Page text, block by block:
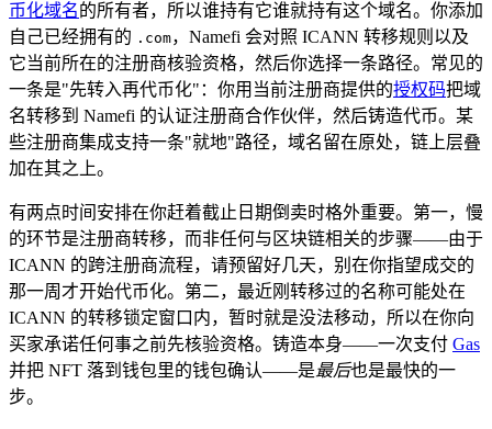
币化域名的所有者，所以谁持有它谁就持有这个域名。你添加
自己已经拥有的 .com，Namefi 会对照 ICANN 转移规则以及
它当前所在的注册商核验资格，然后你选择一条路径。常见的
一条是"先转入再代币化"：你用当前注册商提供的授权码把域
名转移到 Namefi 的认证注册商合作伙伴，然后铸造代币。某
些注册商集成支持一条"就地"路径，域名留在原处，链上层叠
加在其之上。
有两点时间安排在你赶着截止日期倒卖时格外重要。第一，慢
的环节是注册商转移，而非任何与区块链相关的步骤——由于
ICANN 的跨注册商流程，请预留好几天，别在你指望成交的
那一周才开始代币化。第二，最近刚转移过的名称可能处在
ICANN 的转移锁定窗口内，暂时就是没法移动，所以在你向
买家承诺任何事之前先核验资格。铸造本身——一次支付 Gas
并把 NFT 落到钱包里的钱包确认——是最后也是最快的一
步。